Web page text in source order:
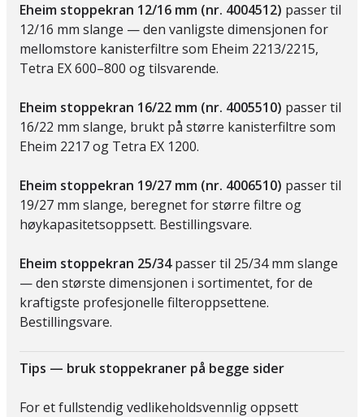
Eheim stoppekran 12/16 mm (nr. 4004512) passer til
12/16 mm slange — den vanligste dimensjonen for
mellomstore kanisterfiltre som Eheim 2213/2215,
Tetra EX 600–800 og tilsvarende.
Eheim stoppekran 16/22 mm (nr. 4005510) passer til
16/22 mm slange, brukt på større kanisterfiltre som
Eheim 2217 og Tetra EX 1200.
Eheim stoppekran 19/27 mm (nr. 4006510) passer til
19/27 mm slange, beregnet for større filtre og
høykapasitetsoppsett. Bestillingsvare.
Eheim stoppekran 25/34passer til 25/34 mm slange
— den største dimensjonen i sortimentet, for de
kraftigste profesjonelle filteroppsettene.
Bestillingsvare.
Tips — bruk stoppekraner på begge sider
For et fullstendig vedlikeholdsvennlig oppsett